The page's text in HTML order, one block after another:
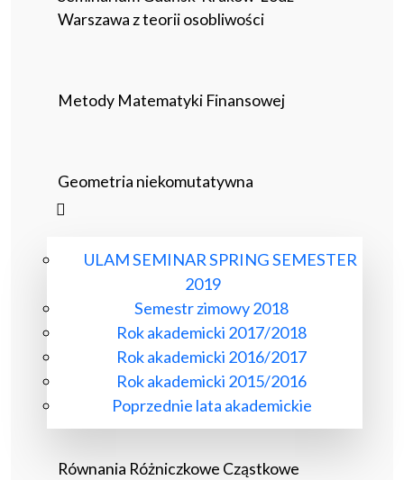
Warszawa z teorii osobliwości
Metody Matematyki Finansowej
Geometria niekomutatywna
ULAM SEMINAR SPRING SEMESTER
2019
Semestr zimowy 2018
Rok akademicki 2017/2018
Rok akademicki 2016/2017
Rok akademicki 2015/2016
Poprzednie lata akademickie
Równania Różniczkowe Cząstkowe